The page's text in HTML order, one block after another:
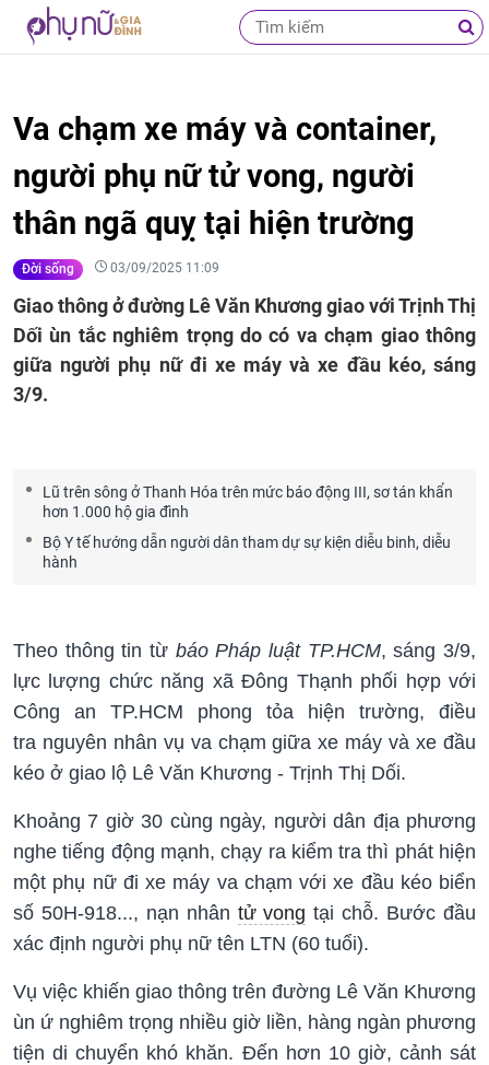
Va chạm xe máy và container,
người phụ nữ tử vong, người
thân ngã quỵ tại hiện trường
Đời sống 03/09/2025 11:09
Giao thông ở đường Lê Văn Khương giao với Trịnh Thị
Dối ùn tắc nghiêm trọng do có va chạm giao thông
giữa người phụ nữ đi xe máy và xe đầu kéo, sáng
3/9.
Lũ trên sông ở Thanh Hóa trên mức báo động III, sơ tán khẩn
hơn 1.000 hộ gia đình
Bộ Y tế hướng dẫn người dân tham dự sự kiện diễu binh, diễu
hành
Theo thông tin từ báo Pháp luật TP.HCM, sáng 3/9,
lực lượng chức năng xã Đông Thạnh phối hợp với
Công an TP.HCM phong tỏa hiện trường, điều
tra nguyên nhân vụ va chạm giữa xe máy và xe đầu
kéo ở giao lộ Lê Văn Khương - Trịnh Thị Dối.
Khoảng 7 giờ 30 cùng ngày, người dân địa phương
nghe tiếng động mạnh, chạy ra kiểm tra thì phát hiện
một phụ nữ đi xe máy va chạm với xe đầu kéo biển
số 50H-918..., nạn nhân tử vong tại chỗ. Bước đầu
xác định người phụ nữ tên LTN (60 tuổi).
Vụ việc khiến giao thông trên đường Lê Văn Khương
ùn ứ nghiêm trọng nhiều giờ liền, hàng ngàn phương
tiện di chuyển khó khăn. Đến hơn 10 giờ, cảnh sát